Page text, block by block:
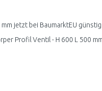
jetzt bei BaumarktEU
Profil Ventil - H 600 L 500